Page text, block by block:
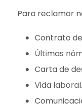
Para reclamar
Contrato
Últimas
Carta de
Vida laboral.